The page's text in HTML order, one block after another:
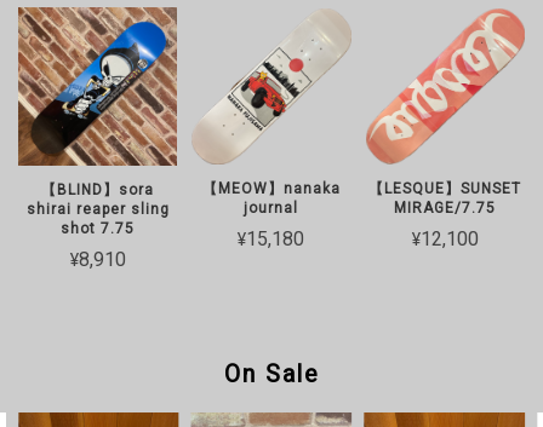
【BLIND】sora
shirai reaper sling
shot 7.75
¥8,910
【MEOW】nanaka
journal
¥15,180
【LESQUE】SUNSET
MIRAGE/7.75
¥12,100
On Sale